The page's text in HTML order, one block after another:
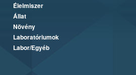
Élelmiszer
Állat
Növény
Laboratóriumok
Labor/Egyéb